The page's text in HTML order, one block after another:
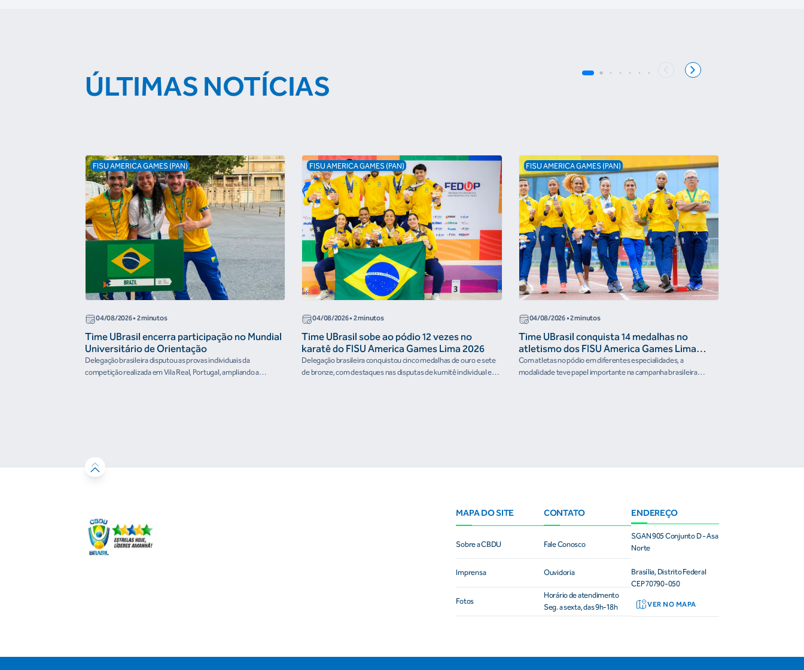
ÚLTIMAS NOTÍCIAS
FISU AMERICA GAMES (PAN)
04/08/2026 • 2 minutos
Time UBrasil encerra participação no Mundial
Universitário de Orientação
Delegação brasileira disputou as provas individuais da
competição realizada em Vila Real, Portugal, ampliando a
FISU AMERICA GAMES (PAN)
04/08/2026 • 2 minutos
Time UBrasil sobe ao pódio 12 vezes no
karatê do FISU America Games Lima 2026
Delegação brasileira conquistou cinco medalhas de ouro e sete
de bronze, com destaques nas disputas de kumitê individual e
FISU AMERICA GAMES (PAN)
04/08/2026 • 2 minutos
Time UBrasil conquista 14 medalhas no
atletismo dos FISU America Games Lima
2026
Com atletas no pódio em diferentes especialidades, a
modalidade teve papel importante na campanha brasileira
MAPA DO SITE
Sobre a CBDU
Imprensa
Fotos
CONTATO
Fale Conosco
Ouvidoria
Horário de atendimento
Seg. a sexta, das 9h-18h
ENDEREÇO
SGAN 905 Conjunto D - Asa
Norte
Brasília, Distrito Federal
CEP 70790-050
VER NO MAPA